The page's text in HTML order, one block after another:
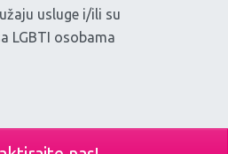
usluge i/ili su
LGBTI osobama